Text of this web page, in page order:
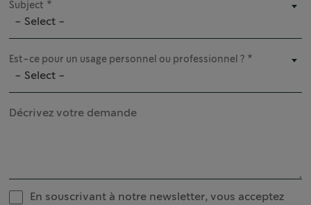
Subject
- Select -
Est-ce pour un usage personnel ou professionnel ?
- Select -
Décrivez votre demande
En souscrivant à notre newsletter, vous acceptez